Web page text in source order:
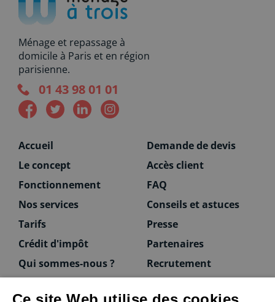
Ménage et repassage à
domicile à Paris et en région
parisienne.
01 43 98 01 01
Accueil
Le concept
Fonctionnement
Nos services
Tarifs
Crédit d'impôt
Qui sommes-nous ?
Demande de devis
Accès client
FAQ
Conseils et astuces
Presse
Partenaires
Recrutement